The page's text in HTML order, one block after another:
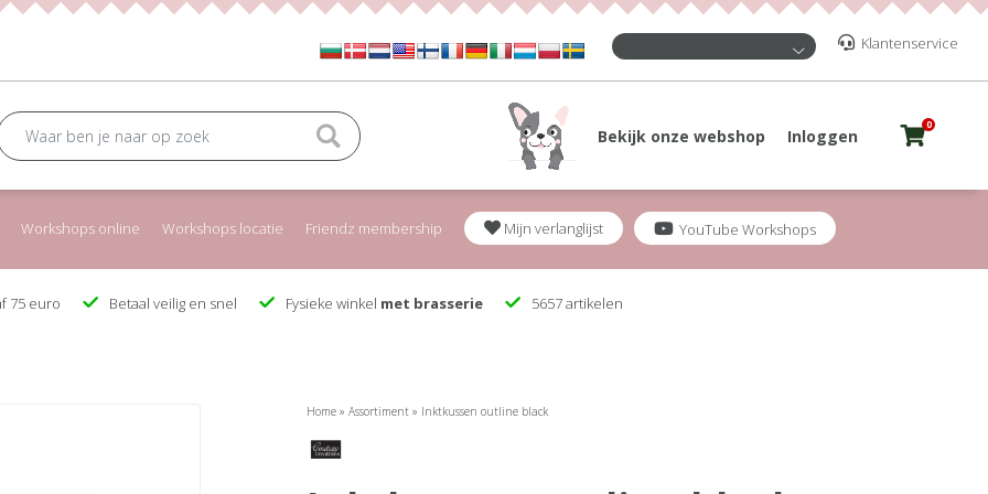
Klantenservice
Bekijk onze webshop Inloggen
0
Workshops online Workshops locatie Friendz membership Mijn verlanglijst YouTube Workshops
75 euro Betaal veilig en snel Fysieke winkel met brasserie 5657 artikelen
Home »Assortiment » Inktkussen outline black